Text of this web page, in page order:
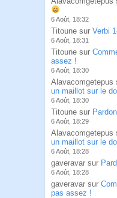
6 Août, 18:32
Titoune sur Verbi
6 Août, 18:31
Titoune sur
assez !
6 Août, 18:30
Alavacomgetepus
un maillot sur le
6 Août, 18:30
Titoune sur
6 Août, 18:29
Alavacomgetepus
un maillot sur le
6 Août, 18:28
gaveravar sur
6 Août, 18:28
gaveravar sur
pas assez !